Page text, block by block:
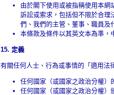
由於閣下使用或被指稱使用本網
訴訟或索求，包括但不限於合理
們、我們的主管、董事、職員及
本條款及條件以其英文本為準，
15. 定義
有關任何人士、行為或事情的「適用法
任何國家（或國家之政治分權）
任何國家（或國家之政治分權）